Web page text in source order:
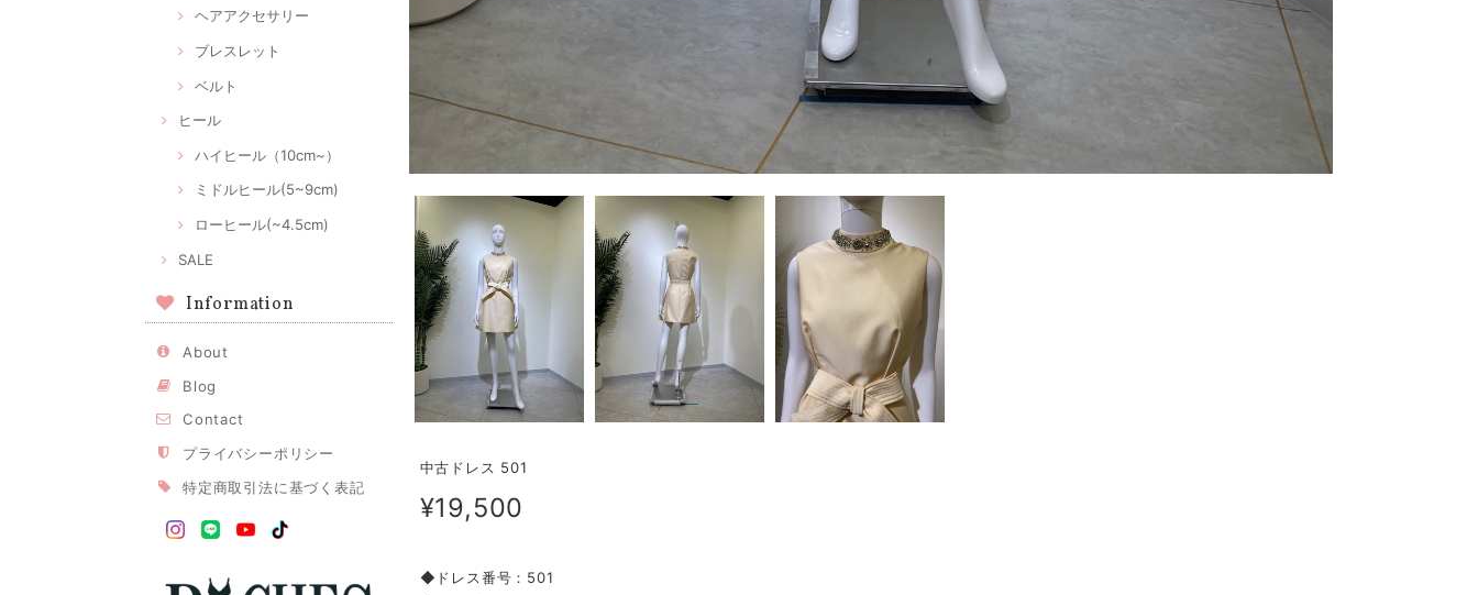
ヘアアクセサリー
ブレスレット
ベルト
ヒール
ハイヒール（10cm~）
ミドルヒール(5~9cm)
ローヒール(~4.5cm)
SALE
Information
About
Blog
Contact
プライバシーポリシー
特定商取引法に基づく表記
中古ドレス 501
¥19,500
◆ドレス番号：501